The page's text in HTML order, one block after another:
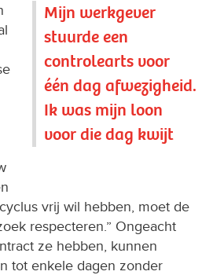
Mijn werkgever
stuurde een
controlearts voor
één dag afwezigheid.
Ik was mijn loon
voor die dag kwijt
vrij wil hebben, moet de
respecteren.” Ongeacht
ze hebben, kunnen
tot enkele dagen zonder